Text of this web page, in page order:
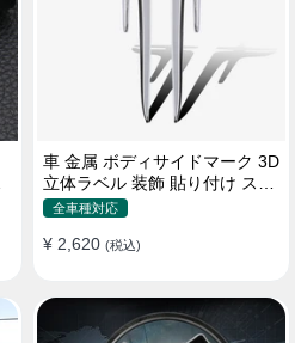
車 金属 ボディサイドマーク 3D
立体ラベル 装飾 貼り付け ステ
ッカー
全車種対応
¥ 2,620 (税込)